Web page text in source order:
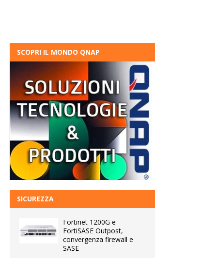
SCOPRI IL MONDO QNAP
SICUREZZA
Fortinet 1200G e
FortiSASE Outpost,
convergenza firewall e
SASE